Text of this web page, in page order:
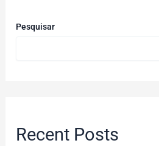
Pesquisar
Recent Posts